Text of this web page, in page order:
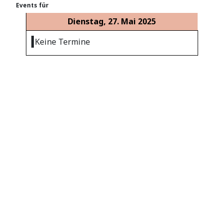
Events für
Dienstag, 27. Mai 2025
Keine Termine